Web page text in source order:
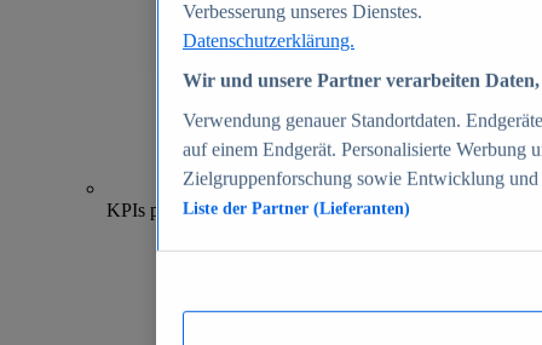
70+
KPIs pro Shop
Verbesserung unseres Dienstes.
Datenschutzerklärung.
Wir und unsere Partner verarbeiten
Verwendung genauer Standortdaten.
auf einem Endgerät. Personalisierte Werbung
Zielgruppenforschung sowie Entwicklung
Liste der Partner (Lieferanten)